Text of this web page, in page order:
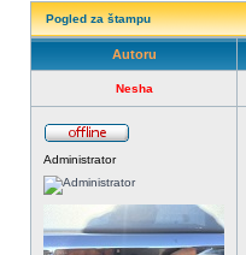
Pogled za štampu
Autoru
Nesha
Administrator